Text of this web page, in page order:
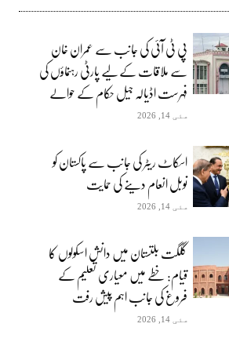
پی ٹی آئی کی جانب سے عمران خان
سے ملاقات کے لیے پارٹی رہنماؤں کی
فہرست اڈیالہ جیل حکام کے حوالے
مئی 14, 2026
اسکاٹ ریٹر کی جانب سے پاکستان کو
نوبل انعام دینے کی حمایت
مئی 14, 2026
گلگت بلتستان میں دانش اسکولوں کا
قیام: خطے میں معیاری تعلیم کے
فروغ کی جانب اہم پیش رفت
مئی 14, 2026